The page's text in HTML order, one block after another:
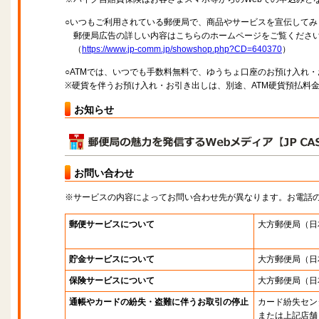
○いつもご利用されている郵便局で、商品やサービスを宣伝して
郵便局広告の詳しい内容はこちらのホームページをご覧くださ
（ https://www.jp-comm.jp/showshop.php?CD=640370）
○ATMでは、いつでも手数料無料で、ゆうちょ口座のお預け入れ
※硬貨を伴うお預け入れ・お引き出しは、別途、ATM硬貨預払料
お知らせ
お問い合わせ
※サービスの内容によってお問い合わせ先が異なります。お電話
郵便サービスについて 大方郵便局 （
貯金サービスについて 大方郵便局 （
保険サービスについて 大方郵便局 （
通帳やカードの紛失・盗難に伴うお取引の停止
カード紛失セ
または上記店舗